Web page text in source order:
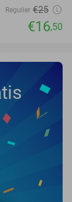
Regulier €25
€16,50